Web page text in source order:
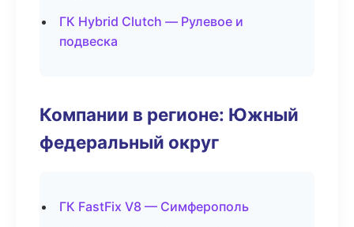
ГК Hybrid Clutch — Рулевое и
подвеска
Компании в регионе: Южный
федеральный округ
ГК FastFix V8 — Симферополь